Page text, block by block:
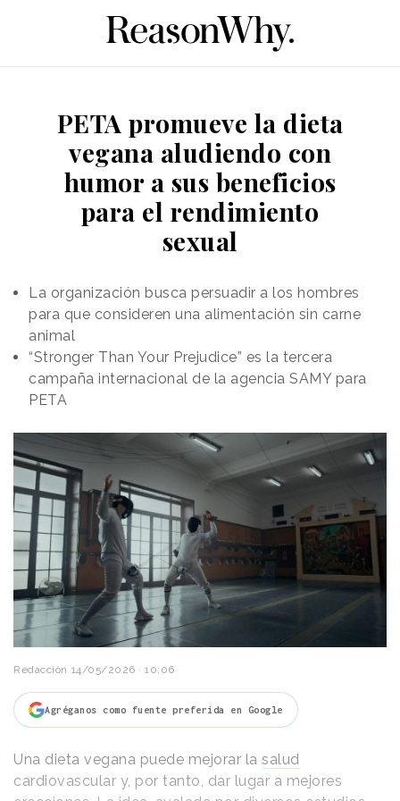
PETA promueve la dieta
vegana aludiendo con
humor a sus beneficios
para el rendimiento
sexual
La organización busca persuadir a los hombres
para que consideren una alimentación sin carne
animal
“Stronger Than Your Prejudice” es la tercera
campaña internacional de la agencia SAMY para
PETA
Redacción 14/05/2026 · 10:06
Agréganos como fuente preferida en Google
Una dieta vegana puede mejorar la salud
cardiovascular y, por tanto, dar lugar a mejores